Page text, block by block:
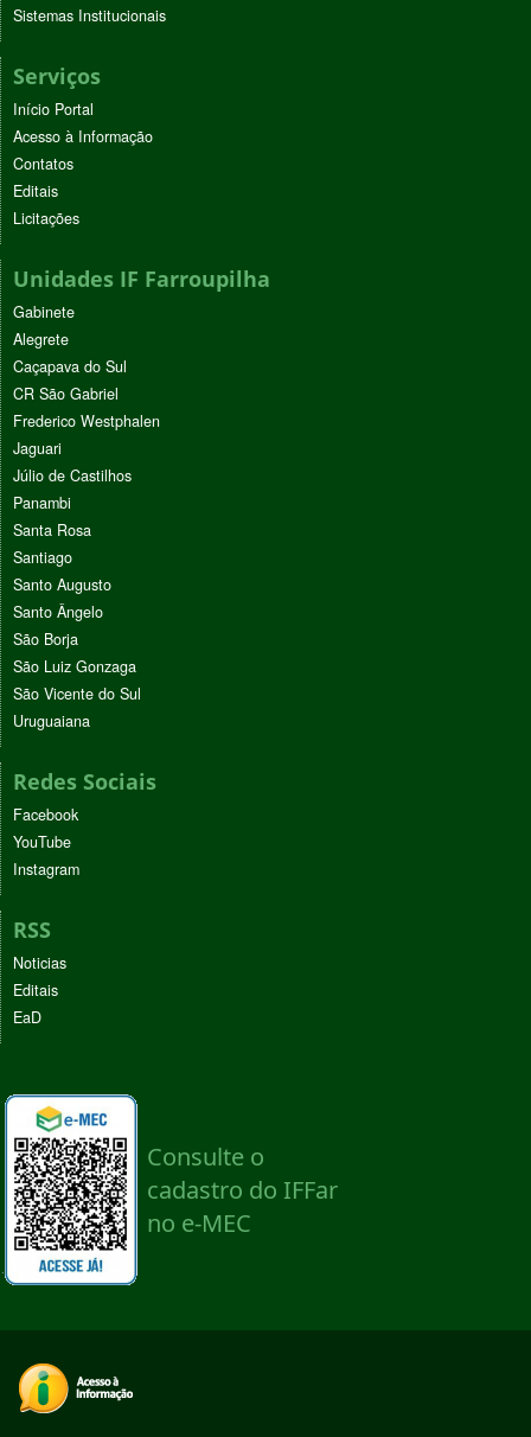
Sistemas Institucionais
Serviços
Início Portal
Acesso à Informação
Contatos
Editais
Licitações
Unidades IF Farroupilha
Gabinete
Alegrete
Caçapava do Sul
CR São Gabriel
Frederico Westphalen
Jaguari
Júlio de Castilhos
Panambi
Santa Rosa
Santiago
Santo Augusto
Santo Ângelo
São Borja
São Luiz Gonzaga
São Vicente do Sul
Uruguaiana
Redes Sociais
Facebook
YouTube
Instagram
RSS
Noticias
Editais
EaD